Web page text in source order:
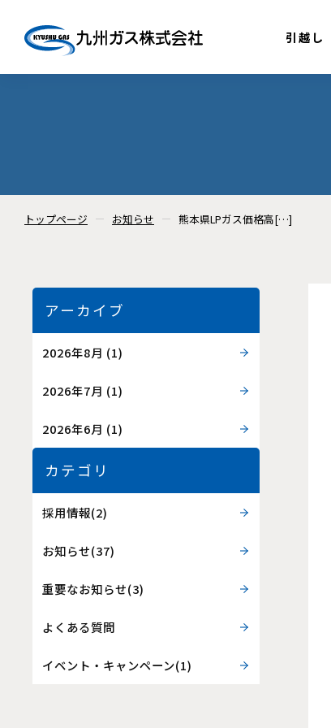
引越し
トップページ お知らせ 熊本県LPガス価格高[…]
アーカイブ
2026年8月 (1)
2026年7月 (1)
2026年6月 (1)
カテゴリ
採用情報(2)
お知らせ(37)
重要なお知らせ(3)
よくある質問
イベント・キャンペーン(1)